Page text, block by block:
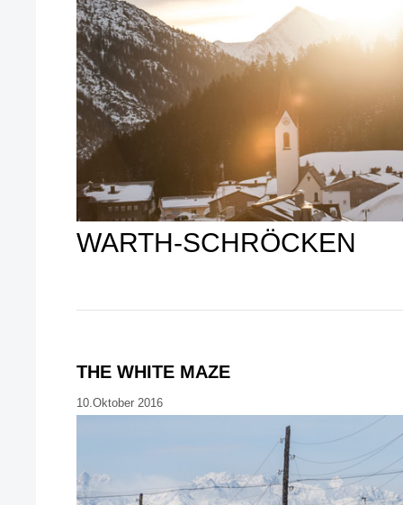
WARTH-SCHRÖCKEN
THE WHITE MAZE
10.Oktober 2016